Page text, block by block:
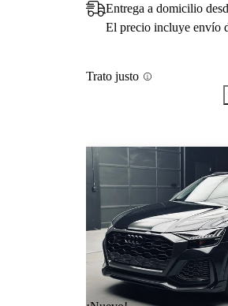
Entrega a domicilio
El precio incluye envío
Trato justo